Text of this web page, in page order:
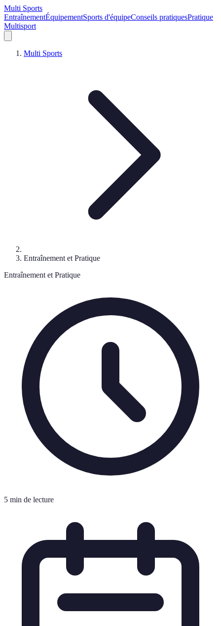
Multi Sports
EntraînementÉquipementSports d'équipeConseils pratiquesPratique
Multisport
Multi Sports
Entraînement et Pratique
Entraînement et Pratique
5 min de lecture